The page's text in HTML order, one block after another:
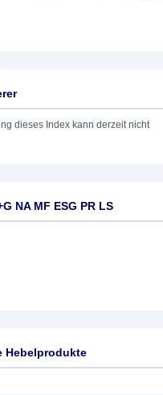
dieses Index kann derzeit nicht
NA MF ESG PR LS
Hebelprodukte